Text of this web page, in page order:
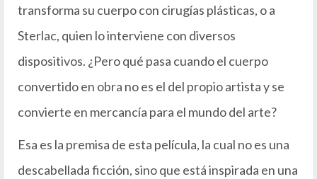
transforma su cuerpo con cirugías plásticas, o a
Sterlac, quien lo interviene con diversos
dispositivos. ¿Pero qué pasa cuando el cuerpo
convertido en obra no es el del propio artista y se
convierte en mercancía para el mundo del arte?
Esa es la premisa de esta película, la cual no es una
descabellada ficción, sino que está inspirada en una